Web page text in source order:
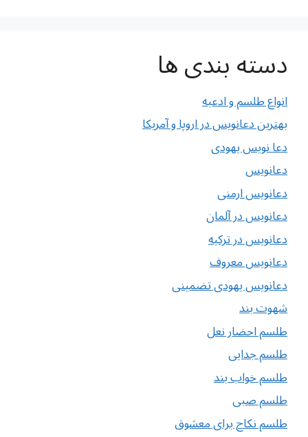
دسته بندی ها
انواع طلسم و ادعیه
بهترین دعانویس در اروپا و آمریکا
دعا نویس یهودی
دعانویس
دعانویس ارمنی
دعانویس در آلمان
دعانویس در ترکیه
دعانویس معروف
دعانویس یهودی تضمینی
شهوت بند
طلسم احضار نعل
طلسم جدایی
طلسم خواب بند
طلسم صبی
طلسم نکاح برای معشوق